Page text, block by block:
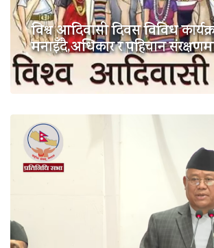
विश्व आदिवासी दिवस विविध
मनाइँदै,अधिकार र पहिचान